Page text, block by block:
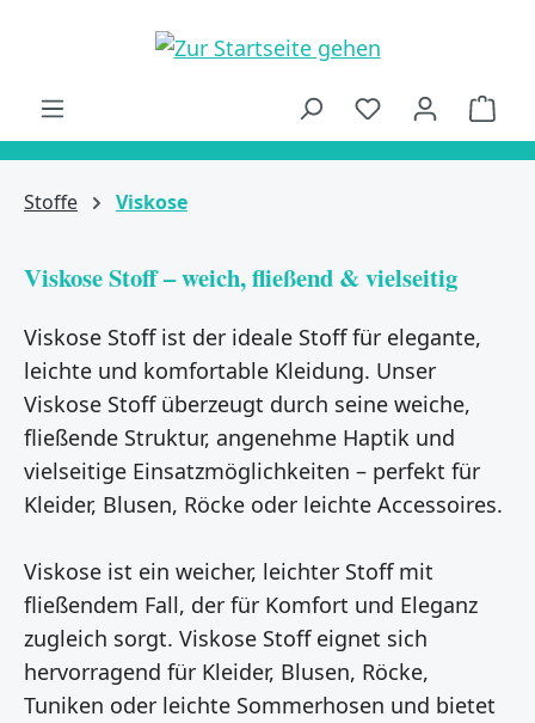
Stoffe Viskose
Viskose Stoff – weich, fließend & vielseitig
Viskose Stoff ist der ideale Stoff für elegante,
leichte und komfortable Kleidung. Unser
Viskose Stoff überzeugt durch seine weiche,
fließende Struktur, angenehme Haptik und
vielseitige Einsatzmöglichkeiten – perfekt für
Kleider, Blusen, Röcke oder leichte Accessoires.
Viskose ist ein weicher, leichter Stoff mit
fließendem Fall, der für Komfort und Eleganz
zugleich sorgt. Viskose Stoff eignet sich
hervorragend für Kleider, Blusen, Röcke,
Tuniken oder leichte Sommerhosen und bietet